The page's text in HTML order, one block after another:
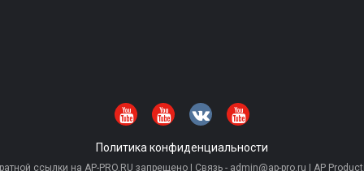
Политика конфиденциальности
ссылки на AP-PRO.RU запрещено | Связь - admin@ap-pro.ru | AP